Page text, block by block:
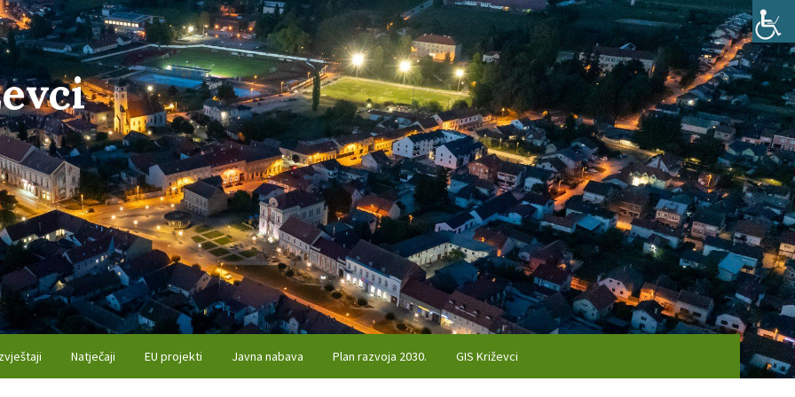
Natječaji EU projekti Javna nabava Plan razvoja 2030. GIS Križevci